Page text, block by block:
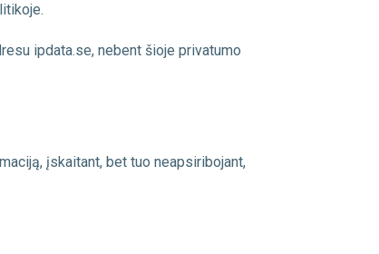
ipdata.se, nebent šioje privatumo
įskaitant, bet tuo neapsiribojant,